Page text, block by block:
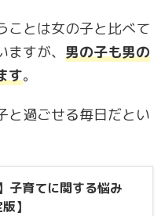
ことは女の子と比べて
すが、 男の子も男の
す。
と過ごせる毎日だとい
子育てに関する悩み
】